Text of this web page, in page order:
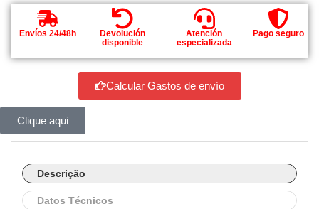
Envíos 24/48h
Devolución
disponible
Atención
especializada
Pago seguro
Calcular Gastos de envío
Clique aqui
Descrição
Datos Técnicos